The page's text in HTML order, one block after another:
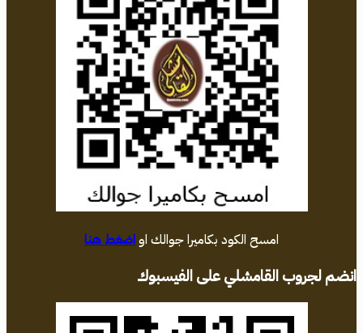
امسح الكود بكاميرا جوالك اواضغط هنا
انضم لجروب القامشلي على الفيسبوك